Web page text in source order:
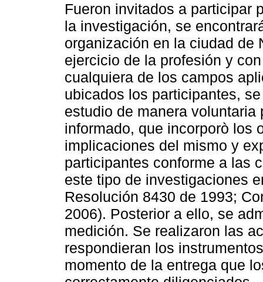
Fueron invitados a participar
la investigación, se
organización en la ciudad de
ejercicio de la profesión y
cualquiera de los campos
ubicados los participantes,
estudio de manera
informado, que incorporò los
implicaciones del mismo y
participantes conforme a las
este tipo de investigaciones
Resolución 8430 de 1993;
2006). Posterior a ello, se
medición. Se realizaron las
respondieran los
momento de la entrega que